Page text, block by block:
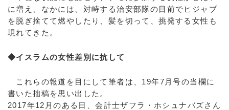
に増え、なかには、対峙する治安部隊の目前でヒジャブ
を脱ぎ捨てて燃やしたり、髪を切って、挑発する女性も
現れてきた。
◆イスラムの女性差別に抗して
これらの報道を目にして筆者は、19年7月号の当欄に
書いた拙稿を思い出した。
2017年12月のある日、会計士ザフラ・ホシュナバズさん